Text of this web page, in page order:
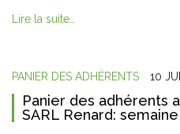
Lire la suite…
PANIER DES ADHÉRENTS 10
Panier des adhérents
SARL Renard: